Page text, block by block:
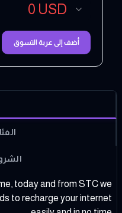
0 USD
أضف إلى عربة التسوق
today and from STC we
to recharge your internet